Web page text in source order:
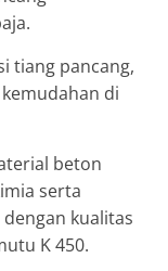
tiang pancang,
di
beton
serta
kualitas
K 450.